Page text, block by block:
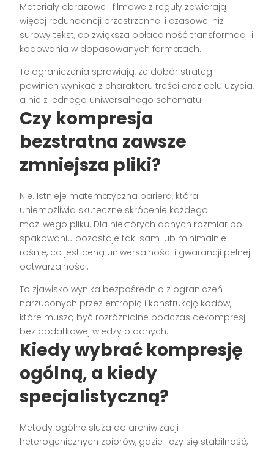
Materiały obrazowe i filmowe z reguły zawierają
więcej redundancji przestrzennej i czasowej niż
surowy tekst, co zwiększa opłacalność transformacji i
kodowania w dopasowanych formatach.
Te ograniczenia sprawiają, że dobór strategii
powinien wynikać z charakteru treści oraz celu użycia,
a nie z jednego uniwersalnego schematu.
Czy kompresja
bezstratna zawsze
zmniejsza pliki?
Nie. Istnieje matematyczna bariera, która
uniemożliwia skuteczne skrócenie każdego
możliwego pliku. Dla niektórych danych rozmiar po
spakowaniu pozostaje taki sam lub minimalnie
rośnie, co jest ceną uniwersalności i gwarancji pełnej
odtwarzalności.
To zjawisko wynika bezpośrednio z ograniczeń
narzuconych przez entropię i konstrukcję kodów,
które muszą być rozróżnialne podczas dekompresji
bez dodatkowej wiedzy o danych.
Kiedy wybrać kompresję
ogólną, a kiedy
specjalistyczną?
Metody ogólne służą do archiwizacji
heterogenicznych zbiorów, gdzie liczy się stabilność,